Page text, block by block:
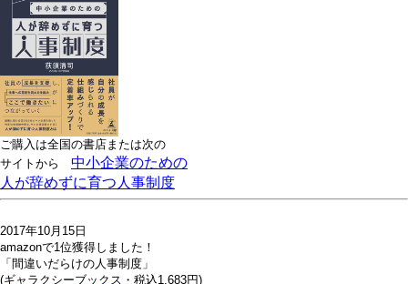
ご購入は全国の書店または次の
サイトから 中小企業のための
人が辞めずに育つ人事制度
2017年10月15日
amazonで1位獲得しました！
「間違いだらけの人事制度」
(ギャラクシーブックス・税込1,683円)